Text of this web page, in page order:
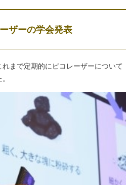
ザーの学会発表
まで定期的にピコレーザーについて